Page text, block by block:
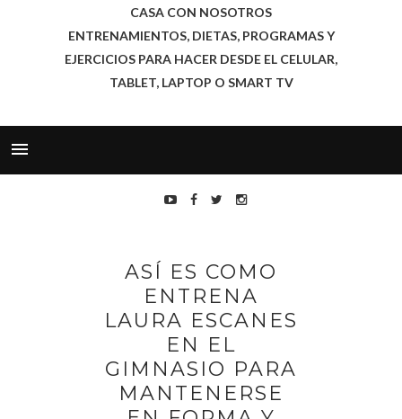
CASA CON NOSOTROS
ENTRENAMIENTOS, DIETAS, PROGRAMAS Y
EJERCICIOS PARA HACER DESDE EL CELULAR,
TABLET, LAPTOP O SMART TV
ASÍ ES COMO
ENTRENA
LAURA ESCANES
EN EL
GIMNASIO PARA
MANTENERSE